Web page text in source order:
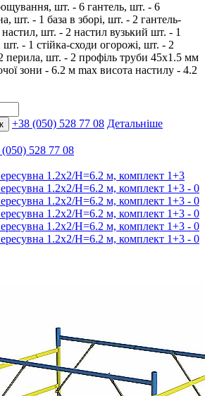
шт. - 6 гантель, шт. - 6
шт. - 1 база в зборі, шт. - 2 гантель-
шт. - 2 настил вузький шт. - 1
- 1 стійка-сходи огорожі, шт. - 2
перила, шт. - 2 профіль труби 45х1.5 мм
зони - 6.2 м max висота настилу - 4.2
+38 (050) 528 77 08 Детальніше
528 77 08